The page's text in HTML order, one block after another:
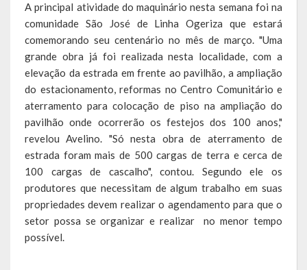
Cultura
Histórias
A História da Comunidade Católica Nossa Senhora de Lourdes
de Vila Seca
A História da Comunidade Evangélica de Linha Kronenthal
A história da Comunidade Católica São Paulo de Lagoa dos Três
A História da Comunidade Evangélica de Confissão Luterana no
Brasil de Lagoa dos Três Cantos
A história marcante do Grêmio Esportivo Lagoense: uma história
A principal atividade do maquinário nesta semana foi na
comunidade São José de Linha Ogeriza que estará
comemorando seu centenário no mês de março. "Uma
grande obra já foi realizada nesta localidade, com a
elevação da estrada em frente ao pavilhão, a ampliação
do estacionamento, reformas no Centro Comunitário e
aterramento para colocação de piso na ampliação do
pavilhão onde ocorrerão os festejos dos 100 anos,"
revelou Avelino. "Só nesta obra de aterramento de
estrada foram mais de 500 cargas de terra e cerca de
100 cargas de cascalho", contou. Segundo ele os
produtores que necessitam de algum trabalho em suas
propriedades devem realizar o agendamento para que o
setor possa se organizar e realizar no menor tempo
possível.